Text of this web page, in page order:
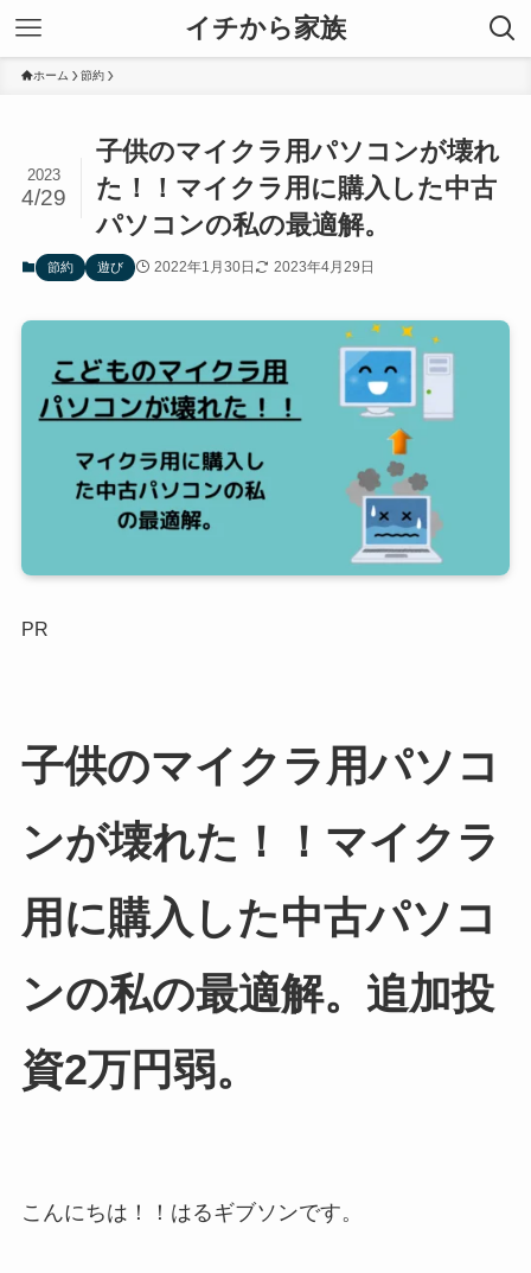
イチから家族
ホーム 節約
子供のマイクラ用パソコンが壊れ
た！！マイクラ用に購入した中古
パソコンの私の最適解。
2023
4/29
節約 遊び 2022年1月30日 2023年4月29日
PR
子供のマイクラ用パソコ
ンが壊れた！！マイクラ
用に購入した中古パソコ
ンの私の最適解。追加投
資2万円弱。
こんにちは！！はるギブソンです。